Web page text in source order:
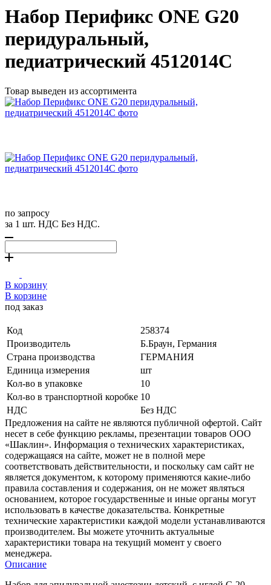
Набор Перификс ONE G20
перидуральный,
педиатрический 4512014С
Товар выведен из ассортимента
по запросу
за 1 шт. НДС Без НДС.
В корзину
В корзине
под заказ
Код
258374
Производитель
Б.Браун, Германия
Страна производства
ГЕРМАНИЯ
Единица измерения
шт
Кол-во в упаковке
10
Кол-во в транспортной коробке 10
НДС
Без НДС
Предложения на сайте не являются публичной офертой. Сайт
несет в себе функцию рекламы, презентации товаров ООО
«Шаклин». Информация о технических характеристиках,
содержащаяся на сайте, может не в полной мере
соответствовать действительности, и поскольку сам сайт не
является документом, к которому применяются какие-либо
правила составления и содержания, он не может являться
основанием, которое государственные и иные органы могут
использовать в качестве доказательства. Конкретные
технические характеристики каждой модели устанавливаются
производителем. Вы можете уточнить актуальные
характеристики товара на текущий момент у своего
менеджера.
Описание